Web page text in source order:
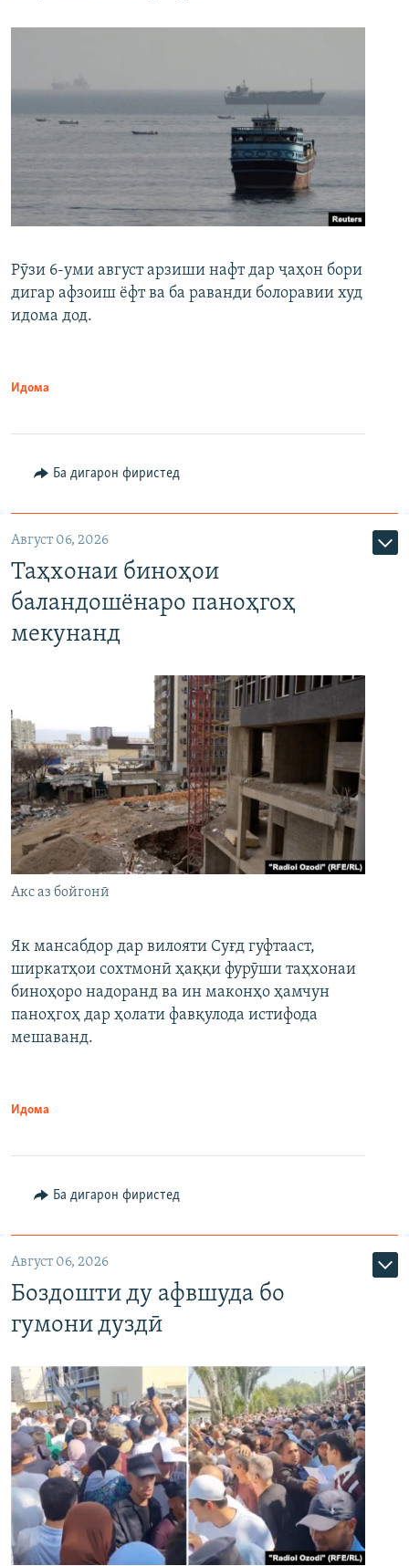
Рӯзи 6-уми август арзиши нафт дар ҷаҳон бори
дигар афзоиш ёфт ва ба раванди болоравии худ
идома дод.
Идома
Ба дигарон фиристед
Август 06, 2026
Таҳхонаи биноҳои
баландошёнаро паноҳгоҳ
мекунанд
Акс аз бойгонӣ
Як мансабдор дар вилояти Суғд гуфтааст,
ширкатҳои сохтмонӣ ҳаққи фурӯши таҳхонаи
биноҳоро надоранд ва ин маконҳо ҳамчун
паноҳгоҳ дар ҳолати фавқулода истифода
мешаванд.
Идома
Ба дигарон фиристед
Август 06, 2026
Боздошти ду афвшуда бо
гумони дуздӣ